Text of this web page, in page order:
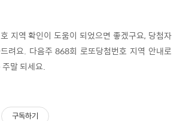
지역 확인이 도움이 되었으면 좋겠구요, 당첨자
려요. 다음주 868회 로또당첨번호 지역 안내로
말 되세요.
구독하기